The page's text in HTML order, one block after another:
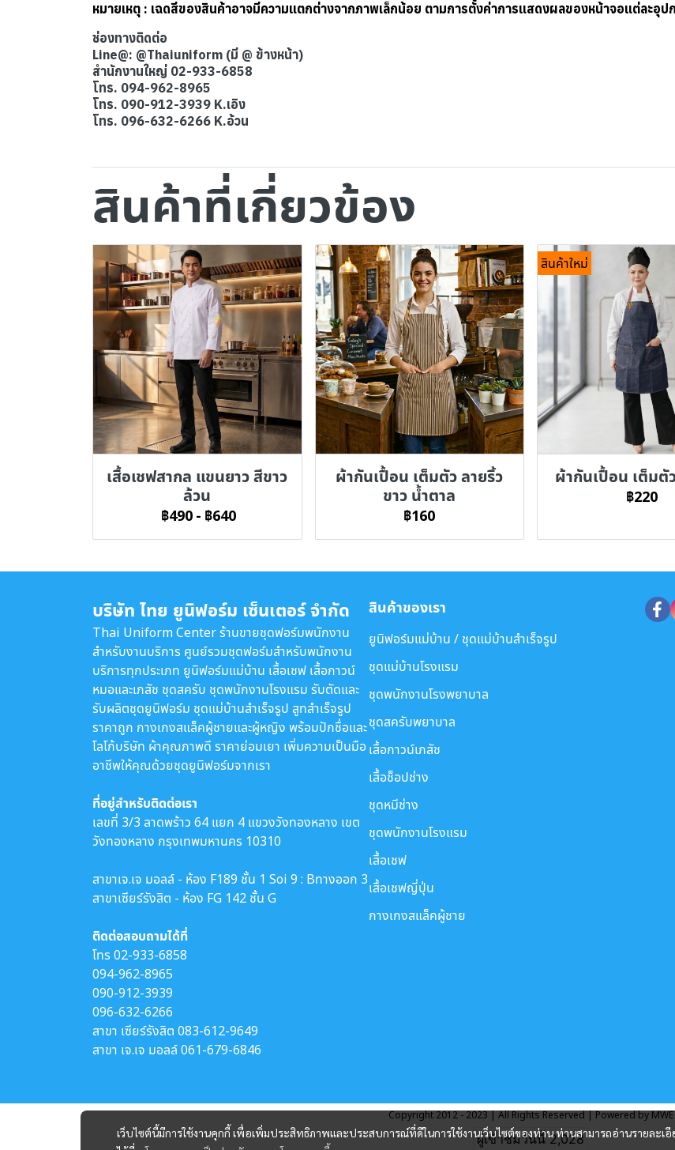
หมายเหตุ : เฉดสีของสินค้าอาจมีความแตกต่างจากภาพเล็กน้อย ตามการตั้งค่าการแสดงผลของหน้าจอแต่ละอุ
ช่องทางติดต่อ
Line@: @Thaiuniform (มี @ ข้างหน้า)
สำนักงานใหญ่ 02-933-6858
โทร. 094-962-8965
โทร. 090-912-3939 K.เอิง
โทร. 096-632-6266 K.อ้วน
สินค้าที่เกี่ยวข้อง
เสื้อเชฟสากล แขนยาว สีขาว
ล้วน
฿490 - ฿640
ผ้ากันเปื้อน เต็มตัว ลายริ้ว
ขาว น้ำตาล
฿160
สินค้าใหม่
ผ้ากันเปื้อน เต็มตั
฿220
เว็บไซต์นี้มีการใช้งานคุกกี้ เพื่อเพิ่มประสิทธิภาพและประสบการณ์ที่ดีในการใช้งานเว็บไซต์ของท่าน ท่านสามารถอ่านรายละเอี
บริษัท ไทย ยูนิฟอร์ม เซ็นเตอร์ จำกัด
Thai Uniform Center ร้านขายชุดฟอร์มพนักงาน
สำหรับงานบริการ ศูนย์รวมชุดฟอร์มสำหรับพนักงาน
บริการทุกประเภท ยูนิฟอร์มแม่บ้าน เสื้อเชฟ เสื้อกาวน์
หมอและเภสัช ชุดสครับ ชุดพนักงานโรงแรม รับตัดและ
รับผลิตชุดยูนิฟอร์ม ชุดแม่บ้านสำเร็จรูป สูทสำเร็จรูป
ราคาถูก กางเกงสแล็คผู้ชายและผู้หญิง พร้อมปักชื่อและ
โลโก้บริษัท ผ้าคุณภาพดี ราคาย่อมเยา เพิ่มความเป็นมือ
อาชีพให้คุณด้วยชุดยูนิฟอร์มจากเรา
ที่อยู่สำหรับติดต่อเรา
เลขที่ 3/3 ลาดพร้าว 64 แยก 4 แขวงวังทองหลาง เขต
วังทองหลาง กรุงเทพมหานคร 10310
สาขาเจ.เจ มอลล์ - ห้อง F189 ชั้น 1 Soi 9 : Bทางออก 3
สาขาเซียร์รังสิต - ห้อง FG 142 ชั้น G
ติดต่อสอบถามได้ที่
โทร02-933-6858
094-962-8965
090-912-3939
096-632-6266
สาขา เซียร์รังสิต 083-612-9649
สาขา เจ.เจ มอลล์061-679-6846
สินค้าของเรา
ยูนิฟอร์มแม่บ้าน / ชุดแม่บ้านสำเร็จรูป
ชุดแม่บ้านโรงแรม
ชุดพนักงานโรงพยาบาล
ชุดสครับพยาบาล
เสื้อกาวน์เภสัช
เสื้อช็อปช่าง
ชุดหมีช่าง
ชุดพนักงานโรงแรม
เสื้อเชฟ
เสื้อเชฟญี่ปุ่น
กางเกงสแล็คผู้ชาย
Copyright 2012 - 2023 | All Rights Reserved | Powered by MWE
ผู้เข้าชมวันนี้2,028